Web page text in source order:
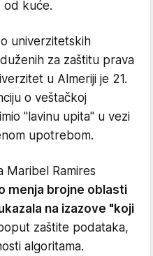
od kuće.
univerzitetskih
za zaštitu prava
u Almeriji je 21.
o veštačkoj
"lavinu upita" u vezi
upotrebom.
Ramires
menja brojne oblasti
na izazove "koji
zaštite podataka,
algoritama.